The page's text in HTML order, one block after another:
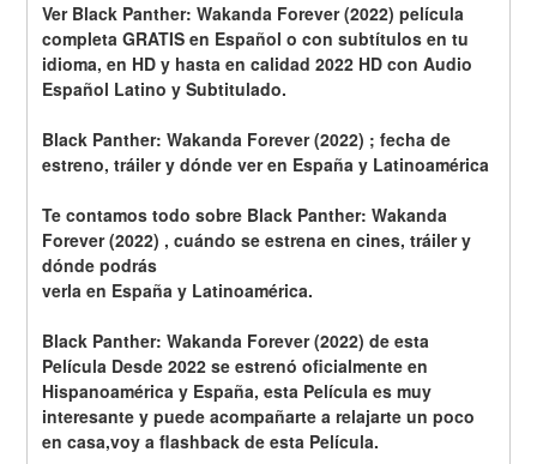
Ver Black Panther: Wakanda Forever (2022) película
completa GRATIS en Español o con subtítulos en tu
idioma, en HD y hasta en calidad 2022 HD con Audio
Español Latino y Subtitulado.
Black Panther: Wakanda Forever (2022) ; fecha de
estreno, tráiler y dónde ver en España y Latinoamérica
Te contamos todo sobre Black Panther: Wakanda
Forever (2022) , cuándo se estrena en cines, tráiler y
dónde podrás
verla en España y Latinoamérica.
Black Panther: Wakanda Forever (2022) de esta
Película Desde 2022 se estrenó oficialmente en
Hispanoamérica y España, esta Película es muy
interesante y puede acompañarte a relajarte un poco
en casa,voy a flashback de esta Película.